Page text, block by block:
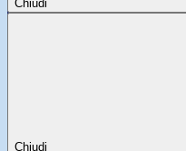
Chiudi
Chiudi